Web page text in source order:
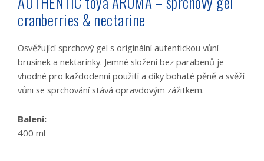
cranberries & nectarine
Osvěžující sprchový gel s originální autentickou vůní
brusinek a nektarinky. Jemné složení bez parabenů je
vhodné pro každodenní použití a díky bohaté pěně a svěží
vůni se sprchování stává opravdovým zážitkem.
Balení:
400 ml